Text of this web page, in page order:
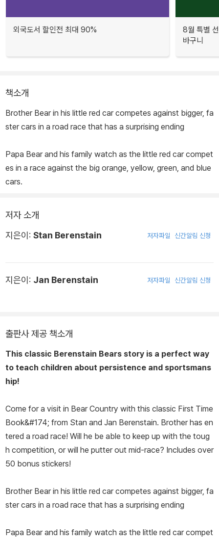
외국도서 할인전 최대 90%
8월 특별
바구니
책소개
Brother Bear in his little red car competes against bigger, fa
ster cars in a road race that has a surprising ending
Papa Bear and his family watch as the little red car compet
es in a race against the big orange, yellow, green, and blue
cars.
저자 소개
지은이: Stan Berenstain 저자파일 신간알림 신청
지은이: Jan Berenstain 저자파일 신간알림 신청
출판사 제공 책소개
This classic Berenstain Bears story is a perfect way
to teach children about persistence and sportsmans
hip!
Come for a visit in Bear Country with this classic First Time
Book&#174; from Stan and Jan Berenstain. Brother has en
tered a road race! Will he be able to keep up with the toug
h competition, or will he putter out mid-race? Includes over
50 bonus stickers!
Brother Bear in his little red car competes against bigger, fa
ster cars in a road race that has a surprising ending
Papa Bear and his family watch as the little red car compet